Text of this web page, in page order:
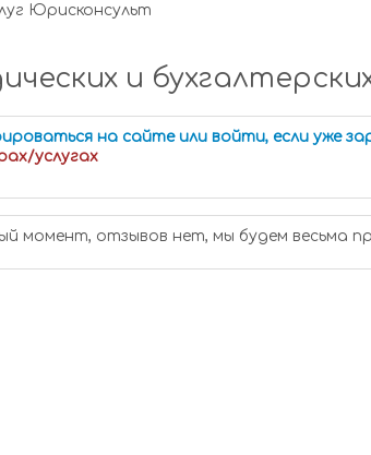
Юрисконсульт
и
на сайте или войти, если уже
услугах
момент, отзывов нет, мы будем весьма